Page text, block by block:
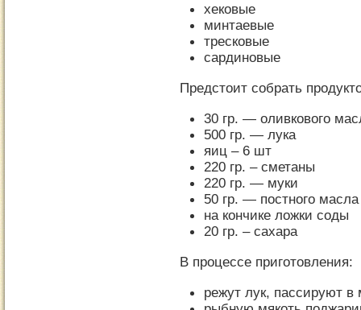
хековые
минтаевые
тресковые
сардиновые
Предстоит собрать
30 гр. — оливкового
500 гр. — лука
яиц – 6 шт
220 гр. – сметаны
220 гр. — муки
50 гр. — постного масла
на кончике ложки соды
20 гр. – сахара
В процессе приготовления:
режут лук, пассируют в